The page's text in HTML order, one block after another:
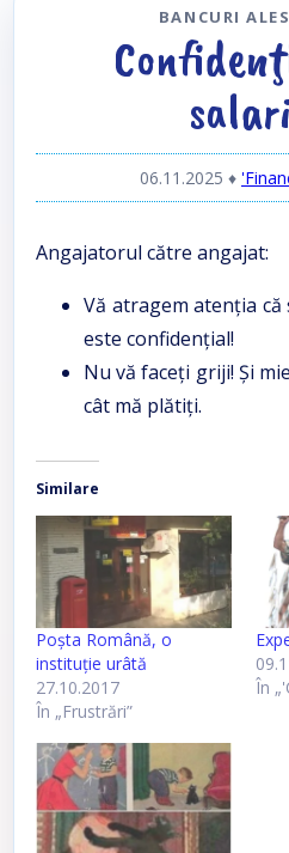
BANCURI
06.11.2025 ♦
Angajatorul către angajat:
Vă atragem atenţia
este confidenţial!
Nu vă faceţi griji! Şi
cât mă plătiţi.
Similare
Poşta Română, o
instituţie urâtă
27.10.2017
În „Frustrări”
În